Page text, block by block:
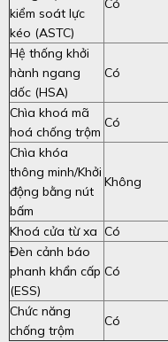
kiểm soát lực
kéo (ASTC)
Có
Hệ thống khởi
hành ngang
dốc (HSA)
Có
Chìa khoá mã
hoá chống trộm
Có
Chìa khóa
thông minh/Khởi
động bằng nút
bấm
Không
Khoá cửa từ xa Có
Đèn cảnh báo
phanh khẩn cấp
(ESS)
Có
Chức năng
chống trộm
Có